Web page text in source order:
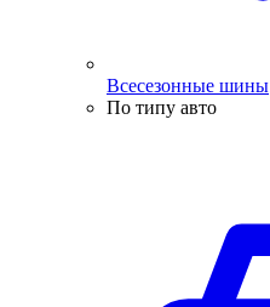
Всесезонные шины
По типу авто